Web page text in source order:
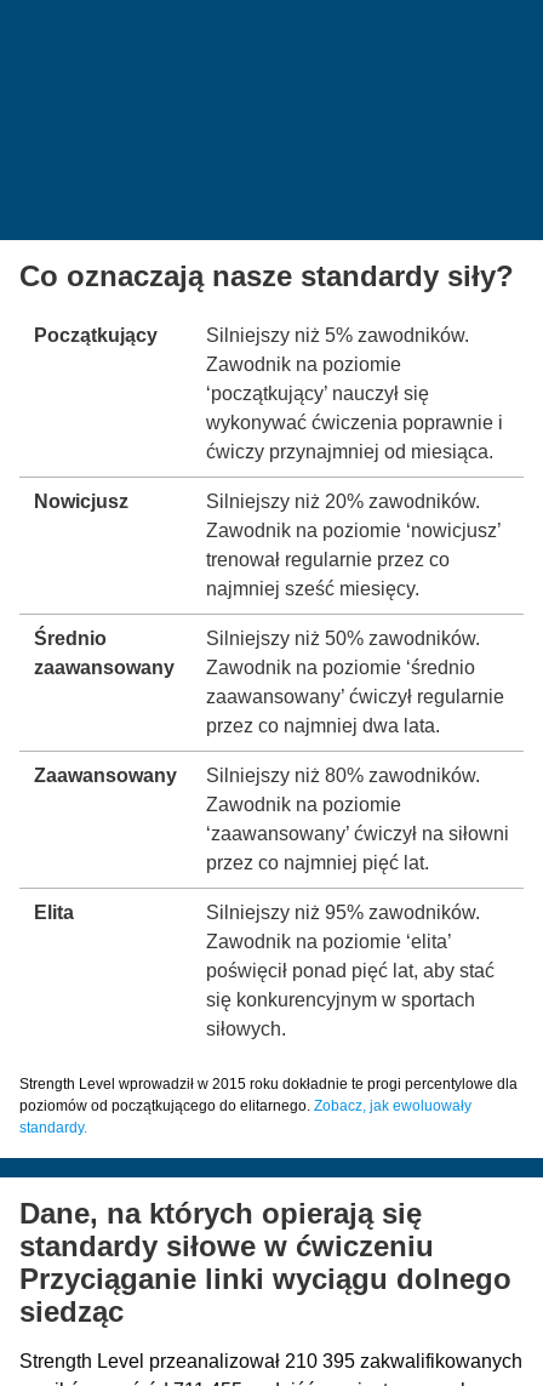
Co oznaczają nasze standardy siły?
Początkujący
Silniejszy niż 5% zawodników.
Zawodnik na poziomie
‘początkujący’ nauczył się
wykonywać ćwiczenia poprawnie i
ćwiczy przynajmniej od miesiąca.
Nowicjusz
Silniejszy niż 20% zawodników.
Zawodnik na poziomie ‘nowicjusz’
trenował regularnie przez co
najmniej sześć miesięcy.
Średnio
zaawansowany
Silniejszy niż 50% zawodników.
Zawodnik na poziomie ‘średnio
zaawansowany’ ćwiczył regularnie
przez co najmniej dwa lata.
Zaawansowany
Silniejszy niż 80% zawodników.
Zawodnik na poziomie
‘zaawansowany’ ćwiczył na siłowni
przez co najmniej pięć lat.
Elita
Silniejszy niż 95% zawodników.
Zawodnik na poziomie ‘elita’
poświęcił ponad pięć lat, aby stać
się konkurencyjnym w sportach
siłowych.
Strength Level wprowadził w 2015 roku dokładnie te progi percentylowe dla
poziomów od początkującego do elitarnego. Zobacz, jak ewoluowały
standardy.
Dane, na których opierają się
standardy siłowe w ćwiczeniu
Przyciąganie linki wyciągu dolnego
siedząc
Strength Level przeanalizował 210 395 zakwalifikowanych